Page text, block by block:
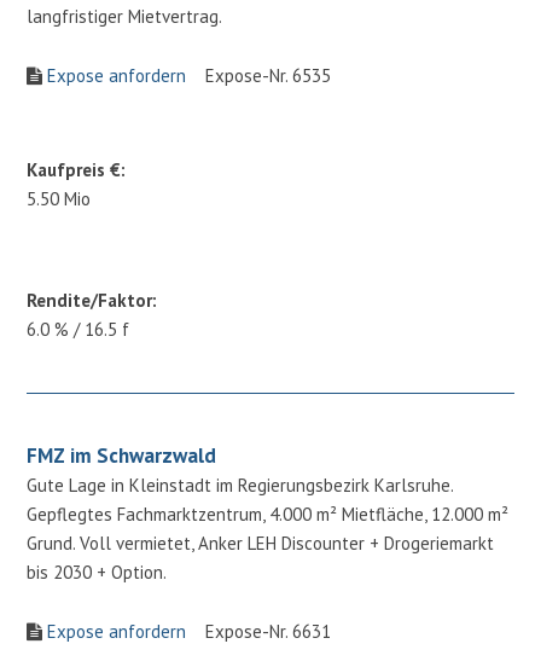
langfristiger Mietvertrag.
Expose anfordern Expose-Nr. 6535
Kaufpreis €:
5.50 Mio
Rendite/Faktor:
6.0 % / 16.5 f
FMZ im Schwarzwald
Gute Lage in Kleinstadt im Regierungsbezirk Karlsruhe.
Gepflegtes Fachmarktzentrum, 4.000 m² Mietfläche, 12.000 m²
Grund. Voll vermietet, Anker LEH Discounter + Drogeriemarkt
bis 2030 + Option.
Expose anfordern Expose-Nr. 6631